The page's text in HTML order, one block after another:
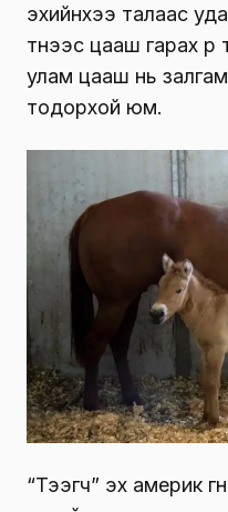
эхийнхээ талаас
түүнээс цааш гарах
улам цааш нь
тодорхой юм.
“Тээгч” эх америк